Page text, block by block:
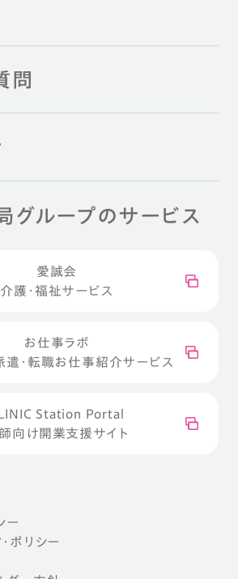
問
グループのサービス
愛誠会
介護・福祉サービス
お仕事ラボ
遣・転職お仕事紹介サービス
Station Portal
向け開業支援サイト
ー
ポリシー